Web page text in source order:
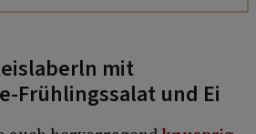
mit
Frühlingssalat und Ei